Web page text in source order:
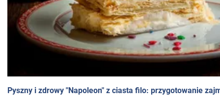
Pyszny i zdrowy "Napoleon" z ciasta filo: przygotowanie